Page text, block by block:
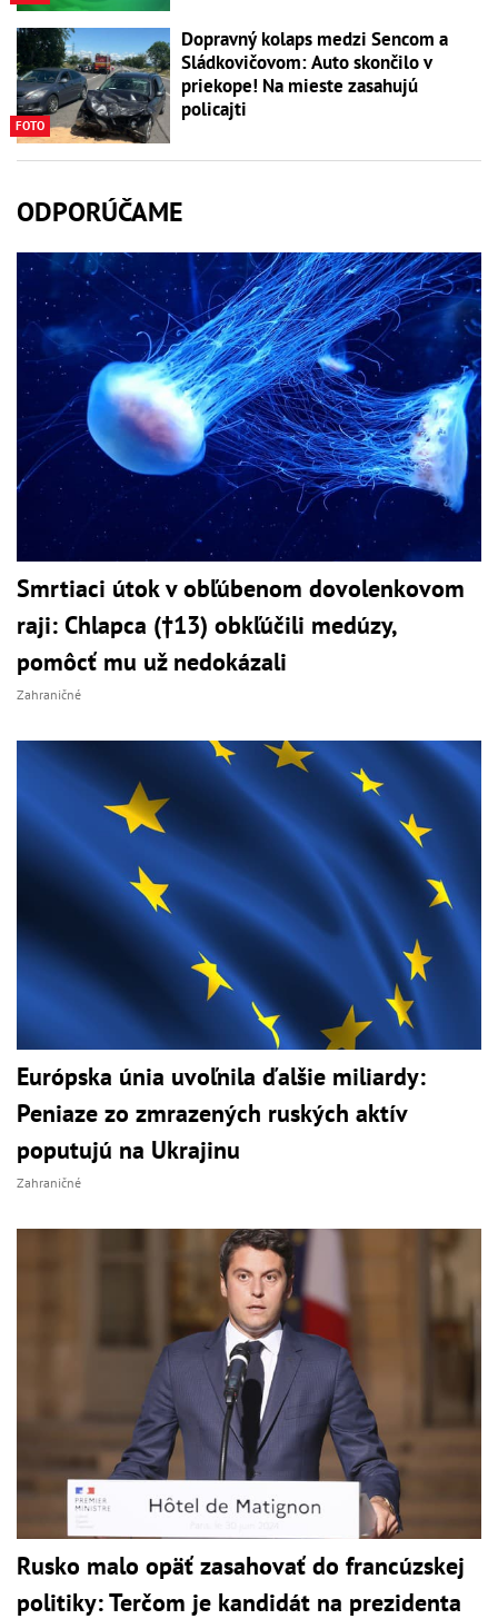
FOTO
Dopravný kolaps medzi Sencom a
Sládkovičovom: Auto skončilo v
priekope! Na mieste zasahujú
policajti
ODPORÚČAME
Smrtiaci útok v obľúbenom dovolenkovom
raji: Chlapca (†13) obkľúčili medúzy,
pomôcť mu už nedokázali
Zahraničné
Európska únia uvoľnila ďalšie miliardy:
Peniaze zo zmrazených ruských aktív
poputujú na Ukrajinu
Zahraničné
Rusko malo opäť zasahovať do francúzskej
politiky: Terčom je kandidát na prezidenta